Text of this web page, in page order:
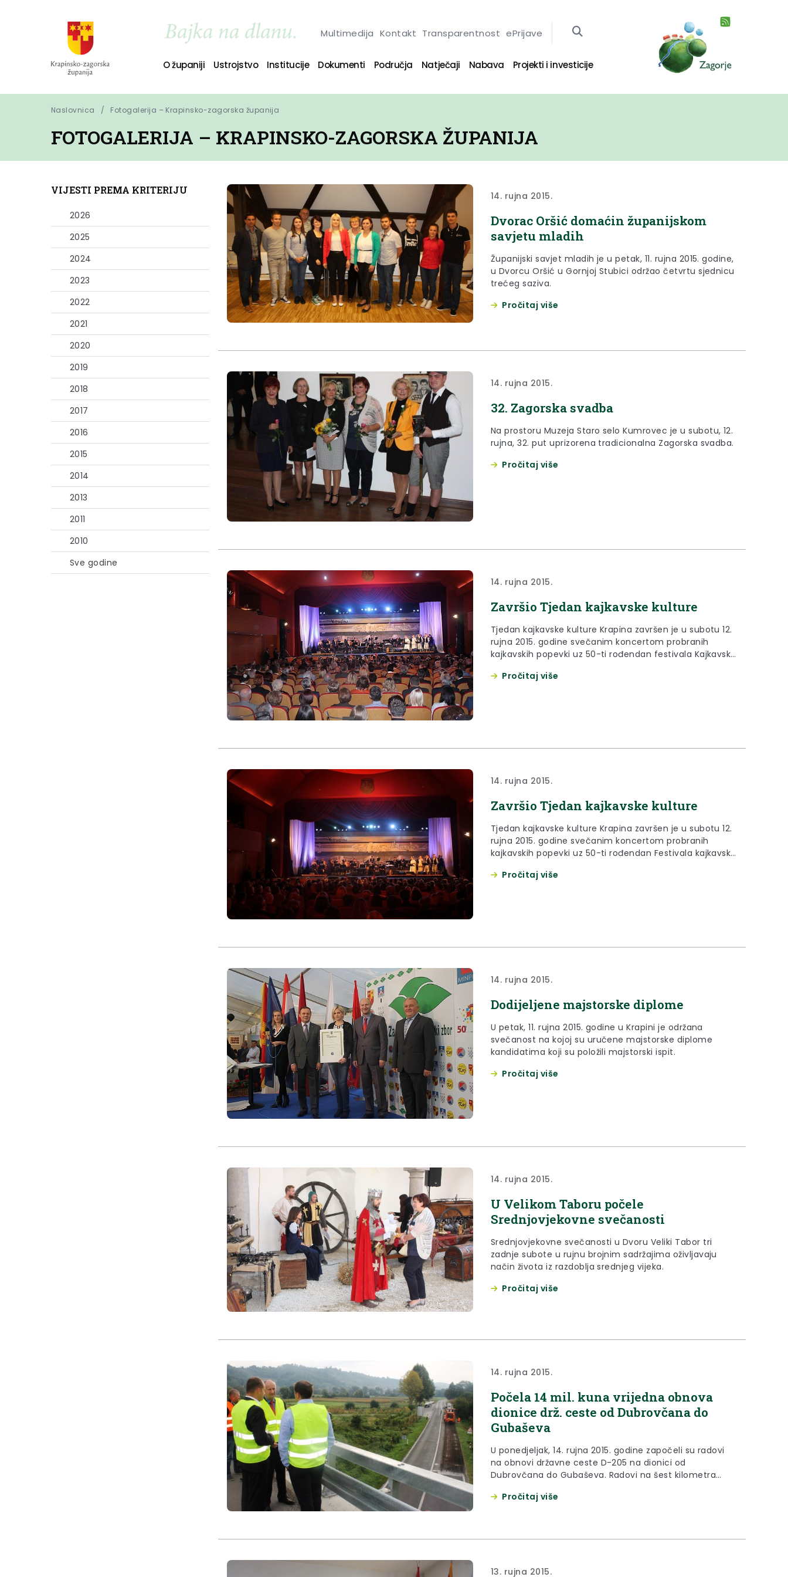
Multimedija Kontakt Transparentnost ePrijave
O županiji Ustrojstvo Institucije Dokumenti Područja Natječaji Nabava Projekti i investicije
Naslovnica Fotogalerija – Krapinsko-zagorska županija
FOTOGALERIJA – KRAPINSKO-ZAGORSKA ŽUPANIJA
VIJESTI PREMA KRITERIJU
2026
2025
2024
2023
2022
2021
2020
2019
2018
2017
2016
2015
2014
2013
2011
2010
Sve godine
14. rujna 2015.
Dvorac Oršić domaćin županijskom
savjetu mladih
Županijski savjet mladih je u petak, 11. rujna 2015. godine,
u Dvorcu Oršić u Gornjoj Stubici održao četvrtu sjednicu
trećeg saziva.
Pročitaj više
14. rujna 2015.
32. Zagorska svadba
Na prostoru Muzeja Staro selo Kumrovec je u subotu, 12.
rujna, 32. put uprizorena tradicionalna Zagorska svadba.
Pročitaj više
14. rujna 2015.
Završio Tjedan kajkavske kulture
Tjedan kajkavske kulture Krapina završen je u subotu 12.
rujna 2015. godine svečanim koncertom probranih
kajkavskih popevki uz 50-ti rođendan festivala Kajkavske
49 izdanja, pratila je i predsjednica Republike Kolinda
Pročitaj više
14. rujna 2015.
Završio Tjedan kajkavske kulture
Tjedan kajkavske kulture Krapina završen je u subotu 12.
rujna 2015. godine svečanim koncertom probranih
kajkavskih popevki uz 50-ti rođendan Festivala kajkavske
Pročitaj više
14. rujna 2015.
Dodijeljene majstorske diplome
U petak, 11. rujna 2015. godine u Krapini je održana
svečanost na kojoj su uručene majstorske diplome
kandidatima koji su položili majstorski ispit.
Pročitaj više
14. rujna 2015.
U Velikom Taboru počele
Srednjovjekovne svečanosti
Srednjovjekovne svečanosti u Dvoru Veliki Tabor tri
zadnje subote u rujnu brojnim sadržajima oživljavaju
način života iz razdoblja srednjeg vijeka.
Pročitaj više
14. rujna 2015.
Počela 14 mil. kuna vrijedna obnova
dionice drž. ceste od Dubrovčana do
Gubaševa
U ponedjeljak, 14. rujna 2015. godine započeli su radovi
na obnovi državne ceste D-205 na dionici od
Dubrovčana do Gubaševa. Radovi na šest kilometra
državne ceste od graničnog prijelaza u Kumrovcu do
dnevnim prometom je 90 dana. Radove su na samom
zagorske županije Željko Kolar, predsjednik uprave
Pročitaj više
13. rujna 2015.